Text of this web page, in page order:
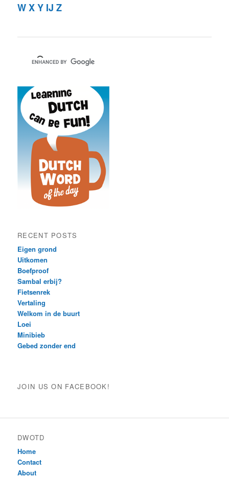
WXY IJ Z
RECENT POSTS
Eigen grond
Uitkomen
Boefproof
Sambal erbij?
Fietsenrek
Vertaling
Welkom in de buurt
Loei
Minibieb
Gebed zonder end
JOIN US ON FACEBOOK!
DWOTD
Home
Contact
About